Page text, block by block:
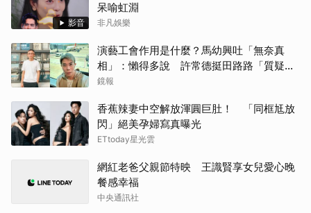
影音
呆喻虹淵
非凡娛樂
演藝工會作用是什麼？馬幼興吐「無奈真
相」：懶得多說 許常德挺田路路「質疑曹
雨婷神隱」
鏡報
香蕉辣妻中空解放渾圓巨肚！ 「同框尪放
閃」絕美孕婦寫真曝光
ETtoday星光雲
網紅老爸父親節特映 王識賢享女兒愛心晚
餐感幸福
中央通訊社